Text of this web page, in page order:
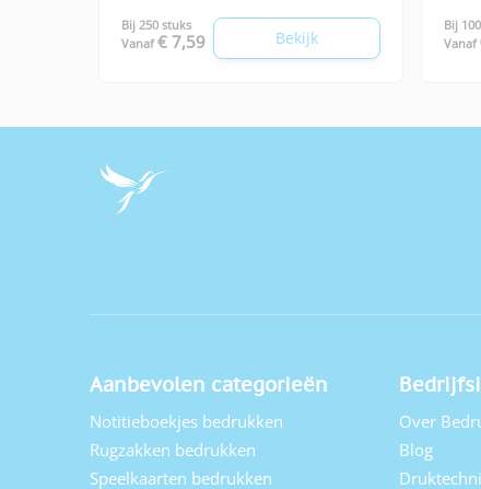
Bij 250 stuks
Vanaf € 7,59 Bekijk
Bij
Vanaf
Aanbevolen categorieën
Notitieboekjes bedrukken
Rugzakken bedrukken
Speelkaarten bedrukken
Over
Blog